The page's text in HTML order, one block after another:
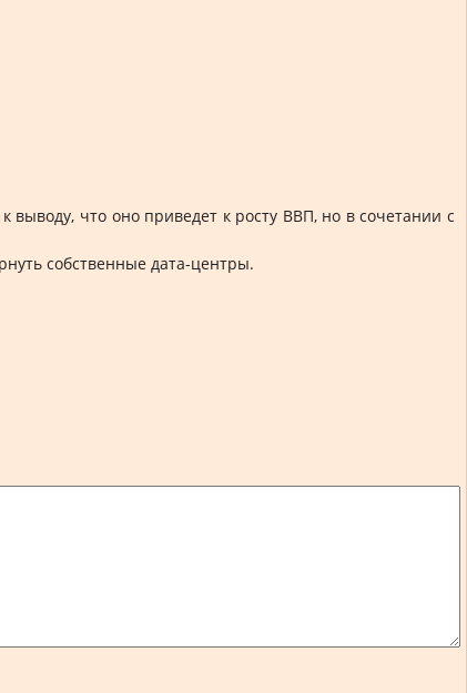
выводу, что оно приведет к росту ВВП, но в сочетании с
собственные дата-центры.